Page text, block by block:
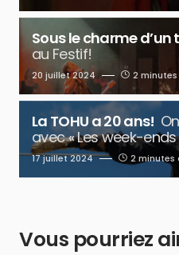
Sous le charme
au Festif!
20 juillet 2024 2
La TOHU a 20 ans!
avec « Les week-
17 juillet 2024 2 minutes
Vous pourriez